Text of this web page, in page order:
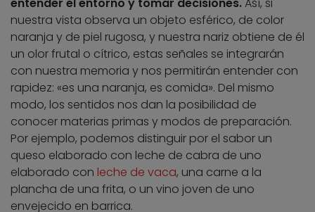
entender el entorno y tomar decisiones.Así, si
nuestra vista observa un objeto esférico, de color
naranja y de piel rugosa, y nuestra nariz obtiene de él
un olor frutal o cítrico, estas señales se integrarán
con nuestra memoria y nos permitirán entender con
rapidez: «es una naranja, es comida». Del mismo
modo, los sentidos nos dan la posibilidad de
conocer materias primas y modos de preparación.
Por ejemplo, podemos distinguir por el sabor un
queso elaborado con leche de cabra de uno
elaborado con leche de vaca, una carne a la
plancha de una frita, o un vino joven de uno
envejecido en barrica.